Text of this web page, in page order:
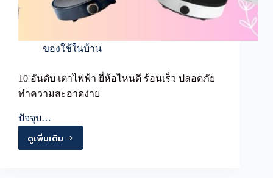
ของใช้ในบ้าน
10 อันดับ เตาไฟฟ้า ยี่ห้อไหนดี ร้อนเร็ว ปลอดภัย
ทำความสะอาดง่าย
ปัจจุบ…
ดูเพิ่มเติม
10